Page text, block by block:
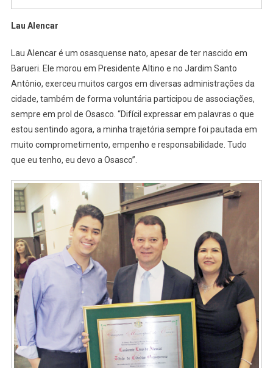
Lau Alencar
Lau Alencar é um osasquense nato, apesar de ter nascido em
Barueri. Ele morou em Presidente Altino e no Jardim Santo
Antônio, exerceu muitos cargos em diversas administrações da
cidade, também de forma voluntária participou de associações,
sempre em prol de Osasco. “Difícil expressar em palavras o que
estou sentindo agora, a minha trajetória sempre foi pautada em
muito comprometimento, empenho e responsabilidade. Tudo
que eu tenho, eu devo a Osasco”.